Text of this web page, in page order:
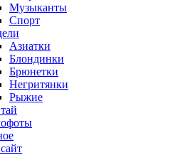
Музыканты
Спорт
Азиатки
Блондинки
Брюнетки
Негритянки
Рыжие